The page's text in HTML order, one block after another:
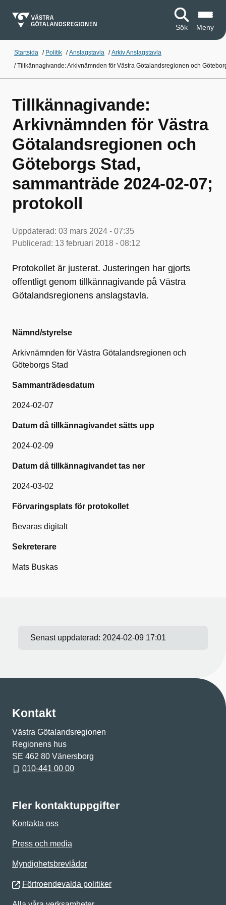
Sök Meny
Startsida / Politik /Anslagstavla /Arkiv Anslagstavla
/Tillkännagivande: Arkivnämnden för Västra Götalandsregionen och
Tillkännagivande:
Arkivnämnden för Västra
Götalandsregionen och
Göteborgs Stad,
sammanträde 2024-02-07;
protokoll
Uppdaterad: 03 mars 2024 - 07:35
Publicerad: 13 februari 2018 - 08:12
Protokollet är justerat. Justeringen har gjorts
offentligt genom tillkännagivande på Västra
Götalandsregionens anslagstavla.
Nämnd/styrelse
Arkivnämnden för Västra Götalandsregionen och
Göteborgs Stad
Sammanträdesdatum
2024-02-07
Datum då tillkännagivandet sätts upp
2024-02-09
Datum då tillkännagivandet tas ner
2024-03-02
Förvaringsplats för protokollet
Bevaras digitalt
Sekreterare
Mats Buskas
Senast uppdaterad: 2024-02-09 17:01
Kontakt
Västra Götalandsregionen
Regionens hus
SE 462 80 Vänersborg
010-441 00 00
Fler kontaktuppgifter
Kontakta oss
Press och media
Myndighetsbrevlådor
Förtroendevalda politiker